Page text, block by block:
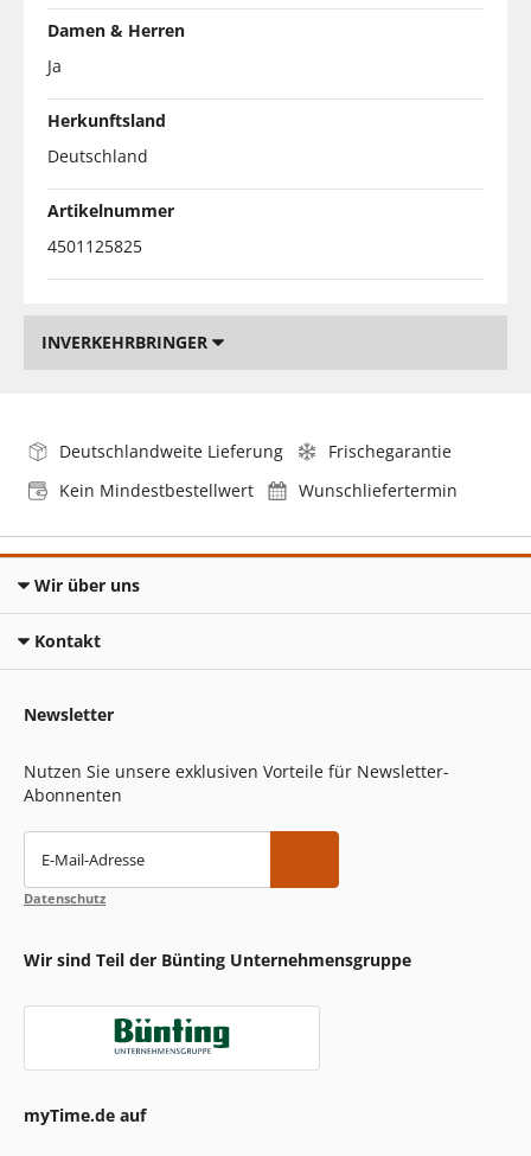
Damen & Herren
Ja
Herkunftsland
Deutschland
Artikelnummer
4501125825
INVERKEHRBRINGER
Deutschlandweite Lieferung
Frischegarantie
Kein Mindestbestellwert
Wunschliefertermin
Wir über uns
Kontakt
Newsletter
Nutzen Sie unsere exklusiven Vorteile für Newsletter-
Abonnenten
E-Mail-Adresse
Datenschutz
Wir sind Teil der Bünting Unternehmensgruppe
myTime.de auf